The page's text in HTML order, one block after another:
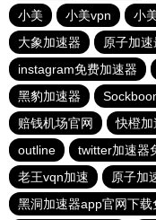
小美
小美vpn 小
大象加速器
原子加
instagram免费加速器
黑豹加速器
赔钱机场官网
快橙加
outline
twitter加速器
老王vqn加速
原子加
黑洞加速器app官网下载